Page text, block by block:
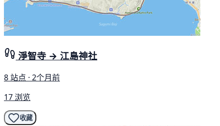
淨智寺 → 江島神社
8 站点 · 2个月前
17 浏览
收藏